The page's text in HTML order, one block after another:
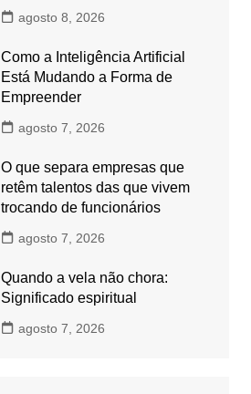
agosto 8, 2026
Como a Inteligência Artificial
Está Mudando a Forma de
Empreender
agosto 7, 2026
O que separa empresas que
retêm talentos das que vivem
trocando de funcionários
agosto 7, 2026
Quando a vela não chora:
Significado espiritual
agosto 7, 2026